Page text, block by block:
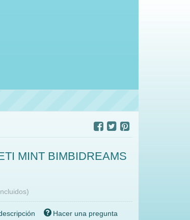
MINT BIMBIDREAMS
Hacer una pregunta